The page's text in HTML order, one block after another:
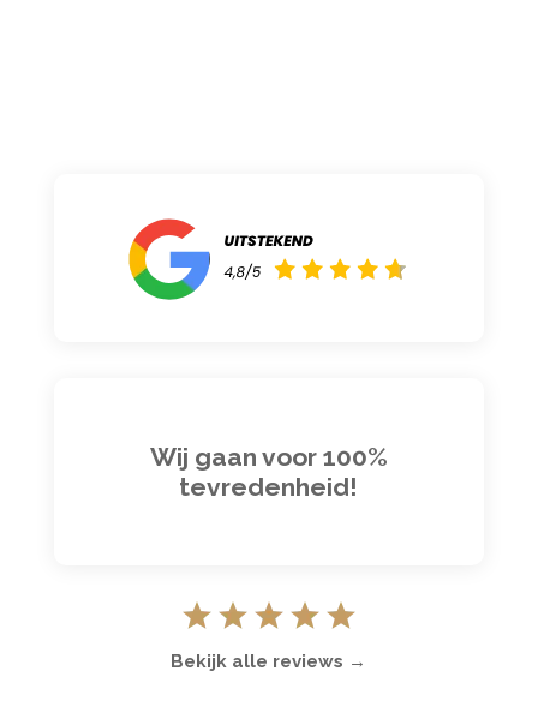
Wij gaan voor 100%
tevredenheid!
Bekijk alle reviews →